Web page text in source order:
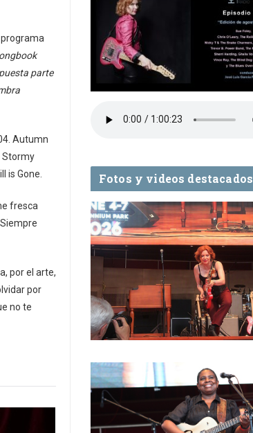
parte
Autumn
Stormy
is Gone.
fresca
por el arte,
por
no te
Fotos y videos destacados